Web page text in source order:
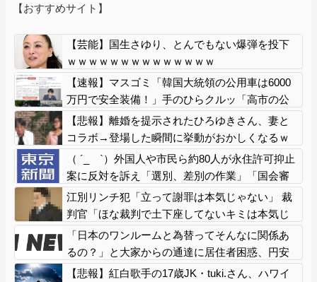
【おすすめサイト】
【芸能】国生さゆり、とんでもない爆弾を投下
ｗｗｗｗｗｗｗｗｗｗｗｗｗｗ
【速報】マスゴミ「韓国大統領の公用車は6000
万円で安全装備！」手のひらクルッ「高市の公
用車は3000万円で贅沢！」
【悲報】離婚を提示されたひろゆきさん、妻と
コラボ→登場した瞬間に挙動がおかしくなるｗ
ｗｗｗ
（ ´_ゝ`）外国人や市民ら約80人が永住許可抑止
案に反対を訴え「選別、差別の作業」「国会審
議も経ずいきなり厳格化する国に誰が来ます
か！」「今すぐ撤回を」
江別リンチ犯「立って謝罪は本気じゃない」 裁
判官「ほな裁判で土下座してないキミは本気じ
ゃないな」
「日本のワンルームと為替ってそんなに関係あ
るの？」と大家からの通達に居住者困惑、円安
だから家賃を……
【悲報】紅白歌手の17歳JK・tuki.さん、ハワイ